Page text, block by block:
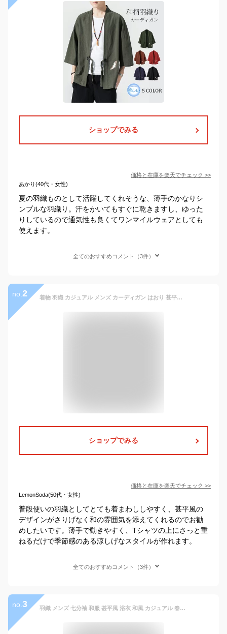
ショップでみる
価格と在庫を楽天でチェック >>
あかり(40代・女性)
夏の羽織ものとして活躍してくれそうな、薄手のかなりシ
ンプルな羽織り。汗をかいてもすぐに乾きますし、ゆった
りしているので通気性も良くてワンマイルウェアとしても
使えます。
全てのおすすめコメント（3件）
no. 2 着物 羽織 カジュアル メンズ カーディガン はおり 甚平風 浴衣風 夏服 七分袖 シャツ 無地 涼しい カーデ 農作業 男性用 涼しい UVカット 日焼け止め 薄手 洗える着物 ポリエステル ゆかた ダンス コスプレ 和装 和服 普段着 メンズファッション 父の日
ショップでみる
価格と在庫を楽天でチェック >>
LemonSoda(50代・女性)
普段使いの羽織としてとても着まわししやすく、甚平風の
デザインがさりげなく和の雰囲気を添えてくれるのでお勧
めしたいです。薄手で動きやすく、Tシャツの上にさっと重
ねるだけで季節感のある涼しげなスタイルが作れます。
全てのおすすめコメント（3件）
no. 3 羽織 メンズ 七分袖 和服 甚平風 浴衣 和風 カジュアル 春夏春 花火大会 お祭り おしゃれ 春